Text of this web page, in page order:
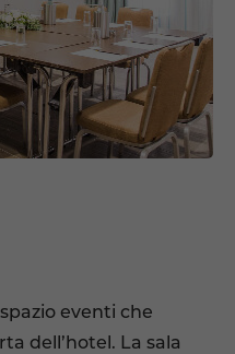
eventi che
dell’hotel. La sala